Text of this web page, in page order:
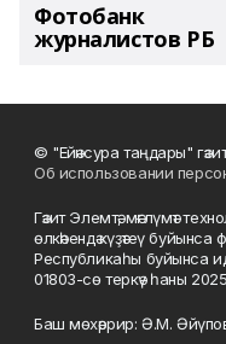
Фотобанк
журналистов РБ
© "Ейәнсура таңдары"
Об использовании
Гәзит Элемтә, мәғлүмәт
өлкәһендә күҙәтеү
Республикаһы буйынса
01803-сө теркәү һаны
Баш мөхәррир: Ә.М.